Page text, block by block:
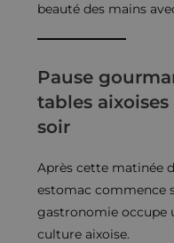
beauté des mains
Pause
tables
soir
Après cette matinée
estomac commence
gastronomie occupe
culture aixoise.